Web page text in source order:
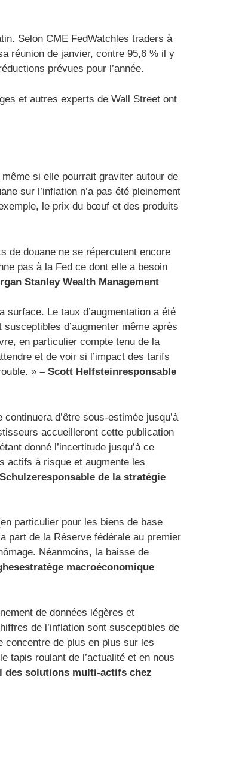
Selon CME FedWatch les traders à
réunion de janvier, contre 95,6 % il y
prévues pour l’année.
et autres experts de Wall Street ont
si elle pourrait graviter autour de
sur l’inflation n’a pas été pleinement
le prix du bœuf et des produits
de douane ne se répercutent encore
pas à la Fed ce dont elle a besoin
Stanley Wealth Management
surface. Le taux d’augmentation a été
d’augmenter même après
en particulier compte tenu de la
et de voir si l’impact des tarifs
» – Scott Helfsteinresponsable
d’être sous-estimée jusqu’à
accueilleront cette publication
donné l’incertitude jusqu’à ce
actifs à risque et augmente les
responsable de la stratégie
particulier pour les biens de base
part de la Réserve fédérale au premier
Néanmoins, la baisse de
stratège macroéconomique
de données légères et
de l’inflation sont susceptibles de
concentre de plus en plus sur les
tapis roulant de l’actualité et en nous
des solutions multi-actifs chez